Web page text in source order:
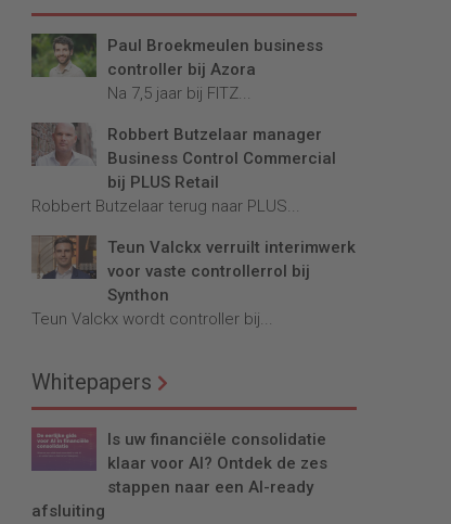
Paul Broekmeulen business
controller bij Azora
Na 7,5 jaar bij FITZ...
Robbert Butzelaar manager
Business Control Commercial
bij PLUS Retail
Robbert Butzelaar terug naar PLUS...
Teun Valckx verruilt interimwerk
voor vaste controllerrol bij
Synthon
Teun Valckx wordt controller bij...
Whitepapers
Is uw financiële consolidatie
klaar voor AI? Ontdek de zes
stappen naar een AI-ready
afsluiting